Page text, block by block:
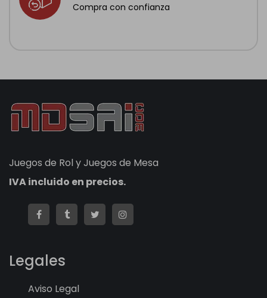
Compra con confianza
Juegos de Rol y Juegos de Mesa
IVA incluido en precios.
Legales
Aviso Legal